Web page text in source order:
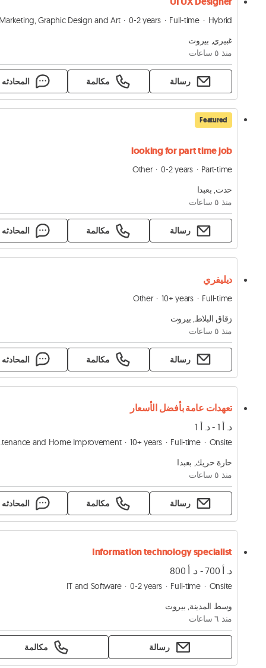
Graphic Design and Art 0-2 years Full-time
Hybrid
غبيري, بيروت
منذ ٥ ساعات
رسالة مكالمة المحادثه
Featured
looking for part time job
Other 0-2 years
Part-time
حدت, بعبدا
منذ ٥ ساعات
رسالة مكالمة المحادثه
ديليفري
Other 10+ years
Full-time
زقاق البلاط, بيروت
منذ ٥ ساعات
رسالة مكالمة المحادثه
تعهدات عامة بأفضل الأسعار
د. أ 1 - د. أ 1
10+ years Full-time
Onsite
حارة حريك, بعبدا
منذ ٥ ساعات
رسالة مكالمة المحادثه
Information technology specialist
د. أ 700 - د. أ 800
IT and Software 0-2 years Full-time
Onsite
وسط المدينة, بيروت
منذ ٦ ساعات
رسالة مكالمة